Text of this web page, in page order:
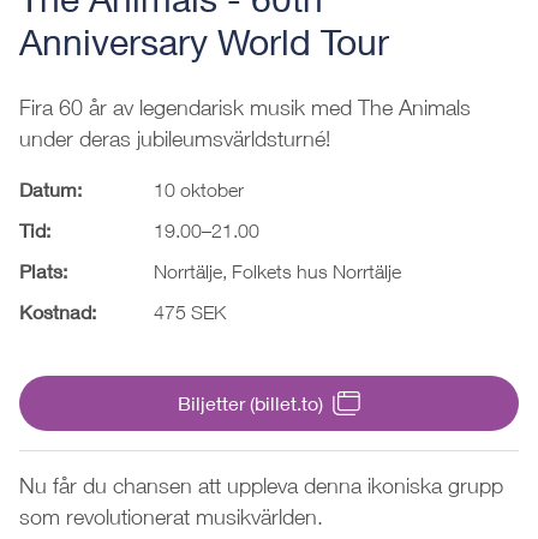
Anniversary World Tour
Fira 60 år av legendarisk musik med The Animals
under deras jubileumsvärldsturné!
Datum: 10 oktober
Tid: 19.00–21.00
Plats: Norrtälje, Folkets hus Norrtälje
Kostnad: 475 SEK
Biljetter (billet.to)
Nu får du chansen att uppleva denna ikoniska grupp
som revolutionerat musikvärlden.